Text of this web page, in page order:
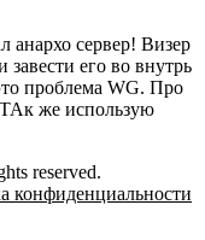
анархо сервер! Визер
завести его во внутрь
проблема WG. Про
же использую
reserved.
конфиденциальности